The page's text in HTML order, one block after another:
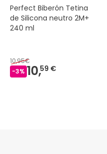
Perfect Biberón Tetina
de Silicona neutro 2M+
240 ml
10,95€
-3% 10,59 €